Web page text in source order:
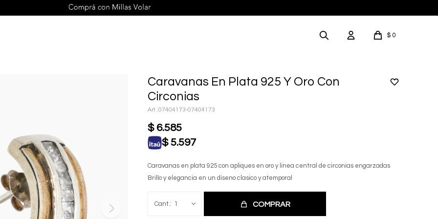
$ 0
Caravanas En Plata 925 Y Oro Con
Circonias
07404173-07404173
$ 6.585
$ 5.597
Caravanas en plata 925 con apliques en oro y linea central de circonias engarzadas
Brillo y elegancia en un diseno clasico y atemporal
1 COMPRAR